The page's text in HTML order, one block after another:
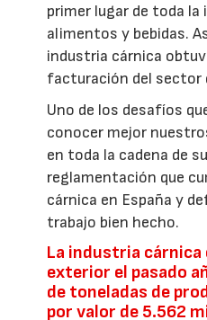
primer lugar de toda la
alimentos y bebidas.
industria cárnica
facturación del sector
Uno de los desafíos
conocer mejor
en toda la cadena de
reglamentación que
cárnica en España y
trabajo bien hecho.
La industria cárnica
exterior el pasado
de toneladas de
por valor de 5.562